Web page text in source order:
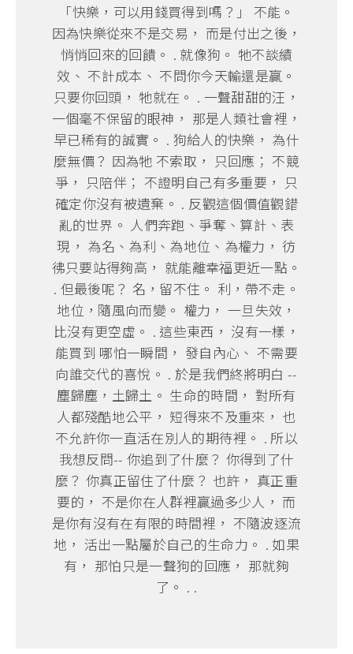
「快樂，可以用錢買得到嗎？」 不能。
因為快樂從來不是交易， 而是付出之後，
悄悄回來的回饋。 . 就像狗。 牠不談績
效、 不計成本、 不問你今天輸還是贏。
只要你回頭， 牠就在。 . 一聲甜甜的汪，
一個毫不保留的眼神， 那是人類社會裡，
早已稀有的誠實。 . 狗給人的快樂， 為什
麼無價？ 因為牠 不索取， 只回應； 不競
爭， 只陪伴； 不證明自己有多重要， 只
確定你沒有被遺棄。 . 反觀這個價值觀錯
亂的世界。 人們奔跑、爭奪、算計、表
現， 為名、為利、為地位、為權力， 彷
彿只要站得夠高， 就能離幸福更近一點。
. 但最後呢？ 名，留不住。 利，帶不走。
地位，隨風向而變。 權力， 一旦失效，
比沒有更空虛。 . 這些東西， 沒有一樣，
能買到 哪怕一瞬間， 發自內心、 不需要
向誰交代的喜悅。 . 於是我們終將明白 --
塵歸塵，土歸土。 生命的時間， 對所有
人都殘酷地公平， 短得來不及重來， 也
不允許你一直活在別人的期待裡。 . 所以
我想反問-- 你追到了什麼？ 你得到了什
麼？ 你真正留住了什麼？ 也許， 真正重
要的， 不是你在人群裡贏過多少人， 而
是你有沒有在有限的時間裡， 不隨波逐流
地， 活出一點屬於自己的生命力。 . 如果
有， 那怕只是一聲狗的回應， 那就夠
了。 . .